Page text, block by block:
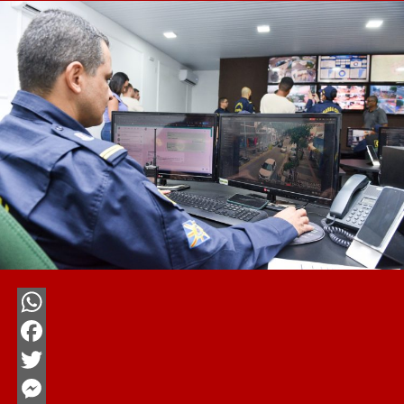
WhatsApp
Facebook
Twitter